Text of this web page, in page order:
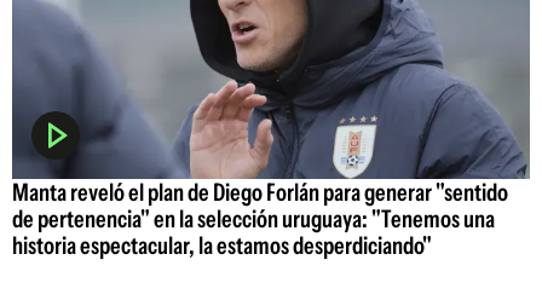
Manta reveló el plan de Diego Forlán para generar "sentido
de pertenencia" en la selección uruguaya: "Tenemos una
historia espectacular, la estamos desperdiciando"